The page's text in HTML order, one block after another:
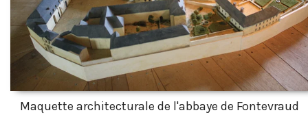
Maquette architecturale de l'abbaye de Fontevraud